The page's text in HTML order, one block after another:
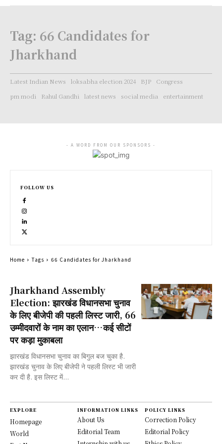
Tag: 66 Candidates for
Jharkhand
Latest Indian News loksabha election 2024 BJP
Congress
pm modi
Rahul Gandhi latest news social media entertainment
Jharkhand Assembly
Election: झारखंड विधानसभा चुनाव
के लिए बीजेपी की पहली लिस्ट जारी, 66
उम्मीदवारों के नाम का एलान…कई सीटों
पर कड़ा मुकाबला
झारखंड विधानसभा चुनाव का बिगुल बज चुका है.
झारखंड चुनाव के लिए बीजेपी ने पहली लिस्ट भी जारी
कर दी है. इस लिस्ट में...
- A WORD FROM OUR SPONSORS -
FOLLOW US
Home Tags 66 Candidates for Jharkhand
EXPLORE
Homepage
World
INFORMATION LINKS
About Us
Editorial Team
POLICY LINKS
Correction Policy
Editorial Policy